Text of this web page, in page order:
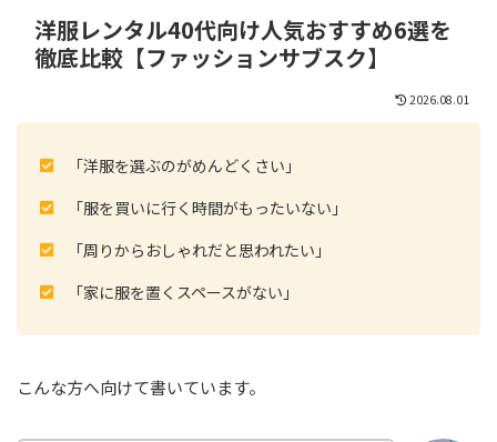
洋服レンタル40代向け人気おすすめ6選を
徹底比較【ファッションサブスク】
2026.08.01
「洋服を選ぶのがめんどくさい」
「服を買いに行く時間がもったいない」
「周りからおしゃれだと思われたい」
「家に服を置くスペースがない」
こんな方へ向けて書いています。